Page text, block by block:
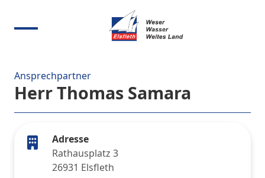
Ansprechpartner
Herr Thomas Samara
Adresse
Rathausplatz 3
26931 Elsfleth